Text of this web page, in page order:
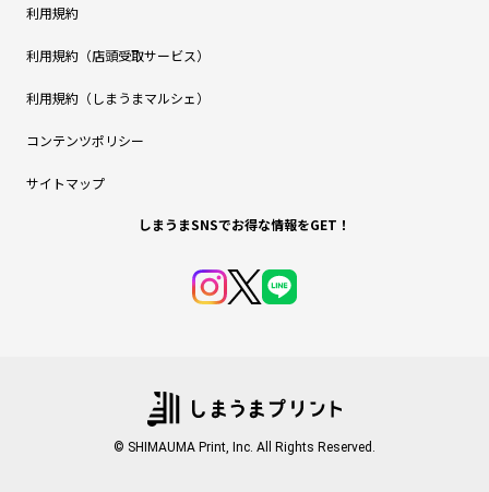
利用規約
利用規約（店頭受取サービス）
利用規約（しまうまマルシェ）
コンテンツポリシー
サイトマップ
しまうまSNSでお得な情報をGET！
© SHIMAUMA Print, Inc. All Rights Reserved.